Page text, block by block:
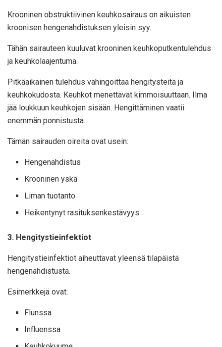
Krooninen obstruktiivinen keuhkosairaus on aikuisten
kroonisen hengenahdistuksen yleisin syy.
Tähän sairauteen kuuluvat krooninen keuhkoputkentulehdus
ja keuhkolaajentuma.
Pitkäaikainen tulehdus vahingoittaa hengitysteitä ja
keuhkokudosta. Keuhkot menettävät kimmoisuuttaan. Ilma
jää loukkuun keuhkojen sisään. Hengittäminen vaatii
enemmän ponnistusta.
Tämän sairauden oireita ovat usein:
Hengenahdistus
Krooninen yskä
Liman tuotanto
Heikentynyt rasituksenkestävyys.
3. Hengitystieinfektiot
Hengitystieinfektiot aiheuttavat yleensä tilapäistä
hengenahdistusta.
Esimerkkejä ovat:
Flunssa
Influenssa